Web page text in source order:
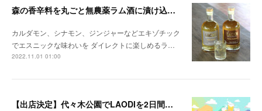
森の香辛料を丸ごと無農薬ラム酒に漬け込んだ 「本格スパイスドラムシリーズ」が新登場
カルダモン、シナモン、ジンジャーなどエキゾチック
でエスニックな味わいを ダイレクトに楽しめるラ…
2022.11.01 01:00
【出店決定】代々木公園でLAODIを2日間販売！購入特典も